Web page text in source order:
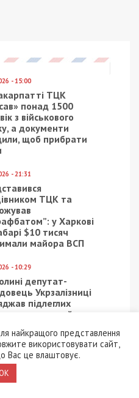
ViberEmail
день,Гроші| Метки:
нам змогу
ЗМІ, а вам -
новини під ними.
в Google News. Слідкуйте
в центре Днепра
найкращого представлення
використовувати сайт,
Вас це влаштовує.
OK